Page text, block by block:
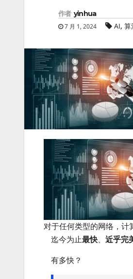
作者 yinhua
7 月 1, 2024 AI, 算
对于任何类型的网络，计
迄今为止最快、 近乎完
有多快？